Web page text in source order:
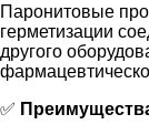
Паронитовые
герметизации
другого
✅